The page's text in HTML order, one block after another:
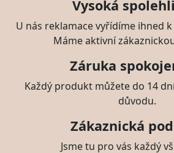
Vysoká
U nás reklamace vyřídíme ihned
Máme aktivní
Záruka
Každý produkt můžete do 14
důvodu.
Zákaznická
Jsme tu pro vás každý